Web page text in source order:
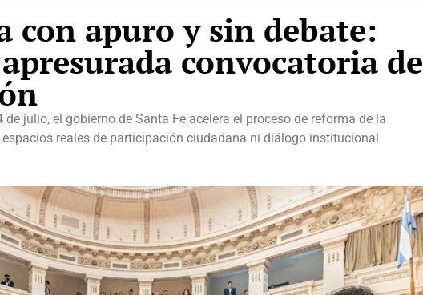
con apuro y sin debate:
convocatoria de
julio, el gobierno de Santa Fe acelera el proceso de reforma de la
reales de participación ciudadana ni diálogo institucional